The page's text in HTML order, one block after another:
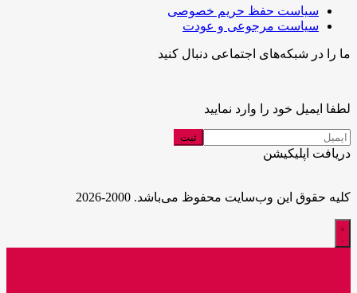
سیاست حفظ حریم خصوصی
سیاست مرجوعی و عودت
ما را در شبکه‌های اجتماعی دنبال کنید
لطفا ایمیل خود را وارد نمایید
دریافت اپلیکیشن
کلیه حقوق این وب‌سایت محفوظ می‌باشد. 2000-2026